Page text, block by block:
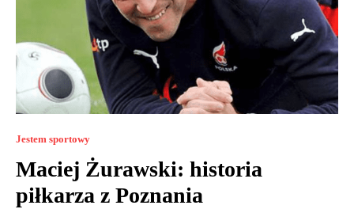
Jestem sportowy
Maciej Żurawski: historia
piłkarza z Poznania